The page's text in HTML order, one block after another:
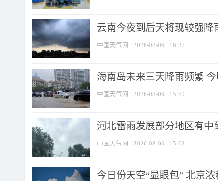
云南今夜到后天将现较强降
中国天气网 2026-08-06 16:37
海南岛未来三天降雨频繁
中国天气网 2026-08-06 15:50
河北雷雨发展部分地区有中
中国天气网 2026-08-06 15:02
今日份天空“显眼包” 北京